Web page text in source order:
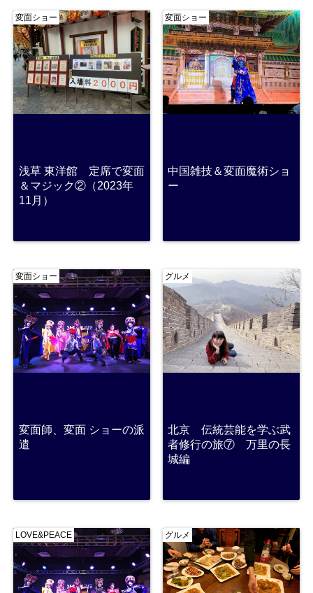
変面ショー
浅草 東洋館 定席で変面
＆マジック②（2023年
11月）
変面ショー
中国雑技＆変面魔術ショ
ー
変面ショー
変面師、変面 ショーの派
遣
グルメ
北京 伝統芸能を学ぶ武
者修行の旅⑦ 万里の長
城編
LOVE&PEACE グルメ